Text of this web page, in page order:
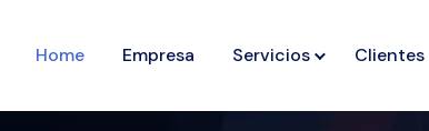
Home Empresa Servicios Clientes